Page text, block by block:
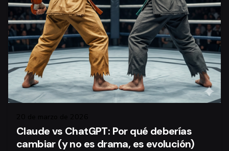
Claude vs ChatGPT: Por qué deberías
cambiar (y no es drama, es evolución)